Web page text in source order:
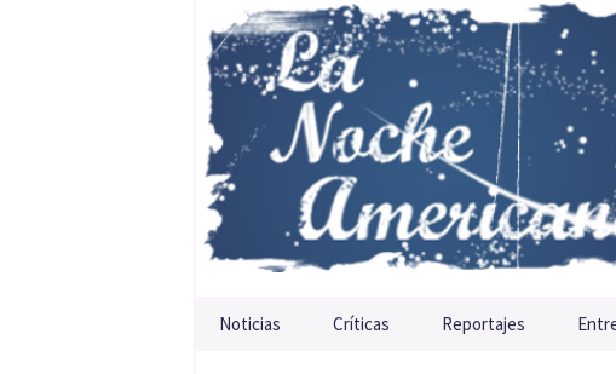
Saltar al contenido
Noticias Críticas Reportajes